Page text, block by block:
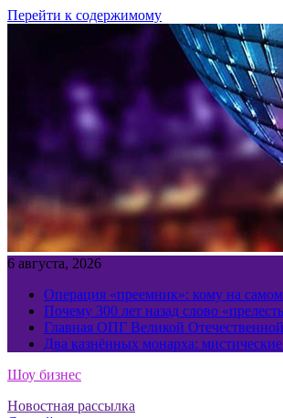
Перейти к содержимому
6 августа, 2026
Операция «преемник»: кому на самом
Почему 300 лет назад слово
Главная ОПГ Великой
Два казнённых монарха:
Шоу бизнес
Новостная рассылка